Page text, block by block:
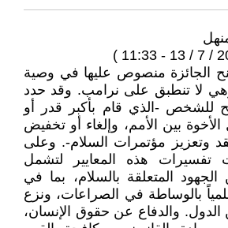
الجائزة منصوص عليها في وصية
لا تنطبق على نرامب. وقد حدد
للشخص -الذي قام بأكبر قدر أو
بين الأمم، وإلغاء أو تخفيض
وتعزيز مؤتمرات السلام-. وعلى
تفسيرات هذه المعايير لتشمل
المتعلقة بالسلام، بما في
بالوساطة في الصراعات، ونزع
الدول. والدفاع عن حقوق الإنسان،